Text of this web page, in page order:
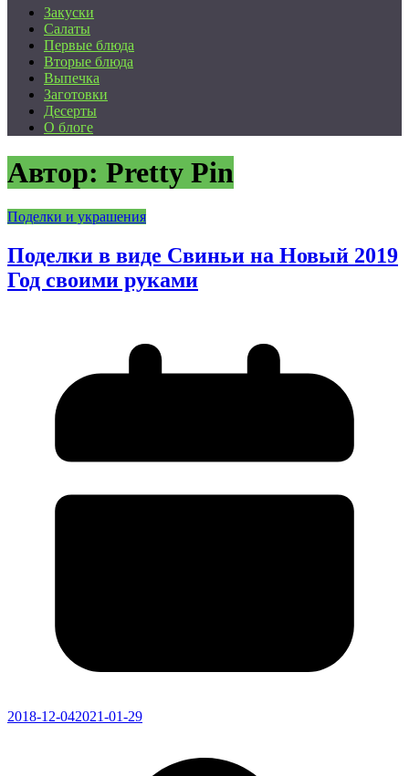
Закуски
Салаты
Первые блюда
Вторые блюда
Выпечка
Заготовки
Десерты
О блоге
Автор: Pretty Pin
Поделки и украшения
Поделки в виде Свиньи на Новый 2019
Год своими руками
2018-12-042021-01-29